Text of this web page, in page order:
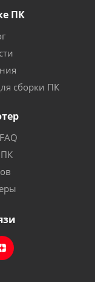
ПК
сборки ПК
ПК